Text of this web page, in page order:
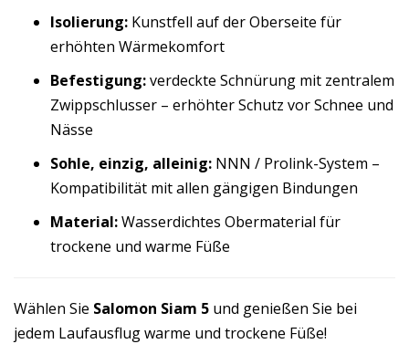
Isolierung: Kunstfell auf der Oberseite für
erhöhten Wärmekomfort
Befestigung:verdeckte Schnürung mit zentralem
Zwippschlusser – erhöhter Schutz vor Schnee und
Nässe
Sohle, einzig, alleinig: NNN / Prolink-System –
Kompatibilität mit allen gängigen Bindungen
Material:Wasserdichtes Obermaterial für
trockene und warme Füße
Wählen Sie Salomon Siam 5 und genießen Sie bei
jedem Laufausflug warme und trockene Füße!